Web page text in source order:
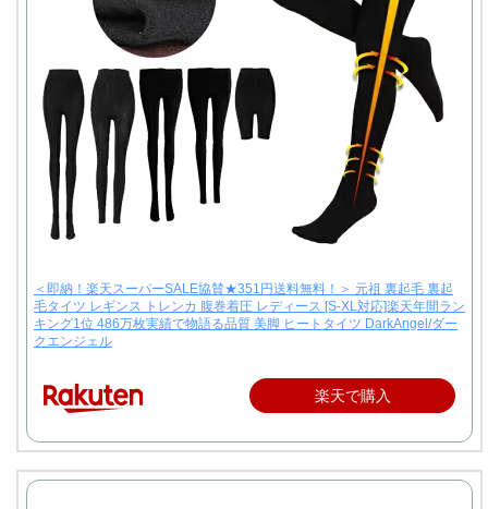
＜即納！楽天スーパーSALE協賛★351円送料無料！＞ 元祖 裏起毛 裏起
毛タイツ レギンス トレンカ 腹巻着圧 レディース [S-XL対応]楽天年間ラン
キング1位 486万枚実績で物語る品質 美脚 ヒートタイツ DarkAngel/ダー
クエンジェル
楽天で購入